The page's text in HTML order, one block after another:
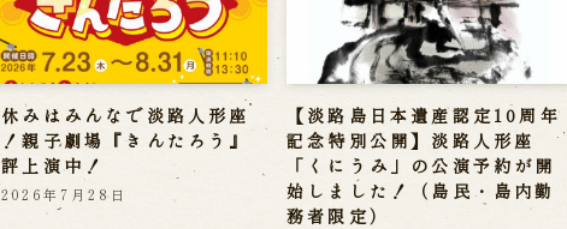
みはみんなで淡路人形座
親子劇場『きんたろう』
上演中！
2026年7月28日
【淡路島日本遺産認定10周年
記念特別公開】淡路人形座
「くにうみ」の公演予約が開
始しました！（島民・島内勤
務者限定）